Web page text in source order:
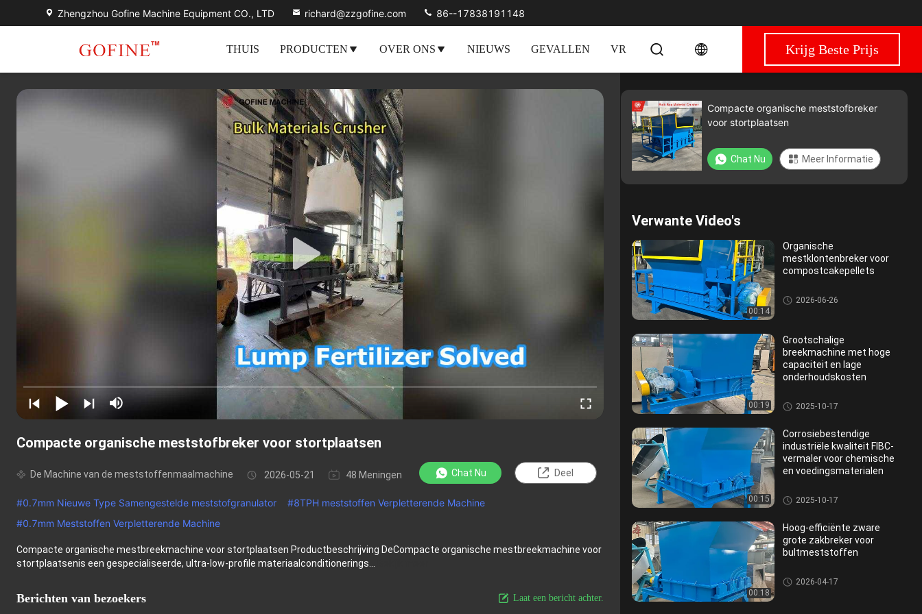
Zhengzhou Gofine Machine Equipment CO., LTD richard@zzgofine.com 86--17838191148
THUIS PRODUCTEN OVER ONS NIEUWS GEVALLEN VR Krijg Beste Prijs
Compacte organische meststofbreker voor stortplaatsen
De Machine van de meststoffenmaalmachine 2026-05-21 48 Meningen Chat Nu Deel
#0.7mm Nieuwe Type Samengestelde meststofgranulator #8TPH meststoffen Verpletterende Machine
#0.7mm Meststoffen Verpletterende Machine
Compacte organische mestbreekmachine voor stortplaatsen Productbeschrijving DeCompacte organische mestbreekmachine voor
stortplaatsenis een gespecialiseerde, ultra-low-profile materiaalconditionerings...
Berichten van bezoekers Laat een bericht achter.
Compacte organische meststofbreker
voor stortplaatsen
Chat Nu Meer Informatie
Verwante Video's
00:14
Organische
mestklontenbreker voor
compostcakepellets
De Machine van de meststoffe
nmaalmachine
2026-06-26
00:19
Grootschalige
breekmachine met hoge
capaciteit en lage
onderhoudskosten
De Machine van de meststoffe
nmaalmachine
2025-10-17
00:15
Corrosiebestendige
industriële kwaliteit FIBC-
vermaler voor chemische
en voedingsmaterialen
De Machine van de meststoffe
nmaalmachine
2025-10-17
00:18
Hoog-efficiënte zware
grote zakbreker voor
bultmeststoffen
De Machine van de meststoffe
nmaalmachine
2026-04-17